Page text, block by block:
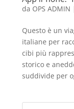
da OPS ADMIN
Questo è un
italiane per
cibi più
storico e
suddivide per